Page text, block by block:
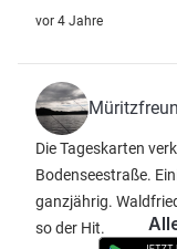
vor 4 Jahre
Die Tageskarten
Bodenseestraße.
ganzjährig.
so der Hit.